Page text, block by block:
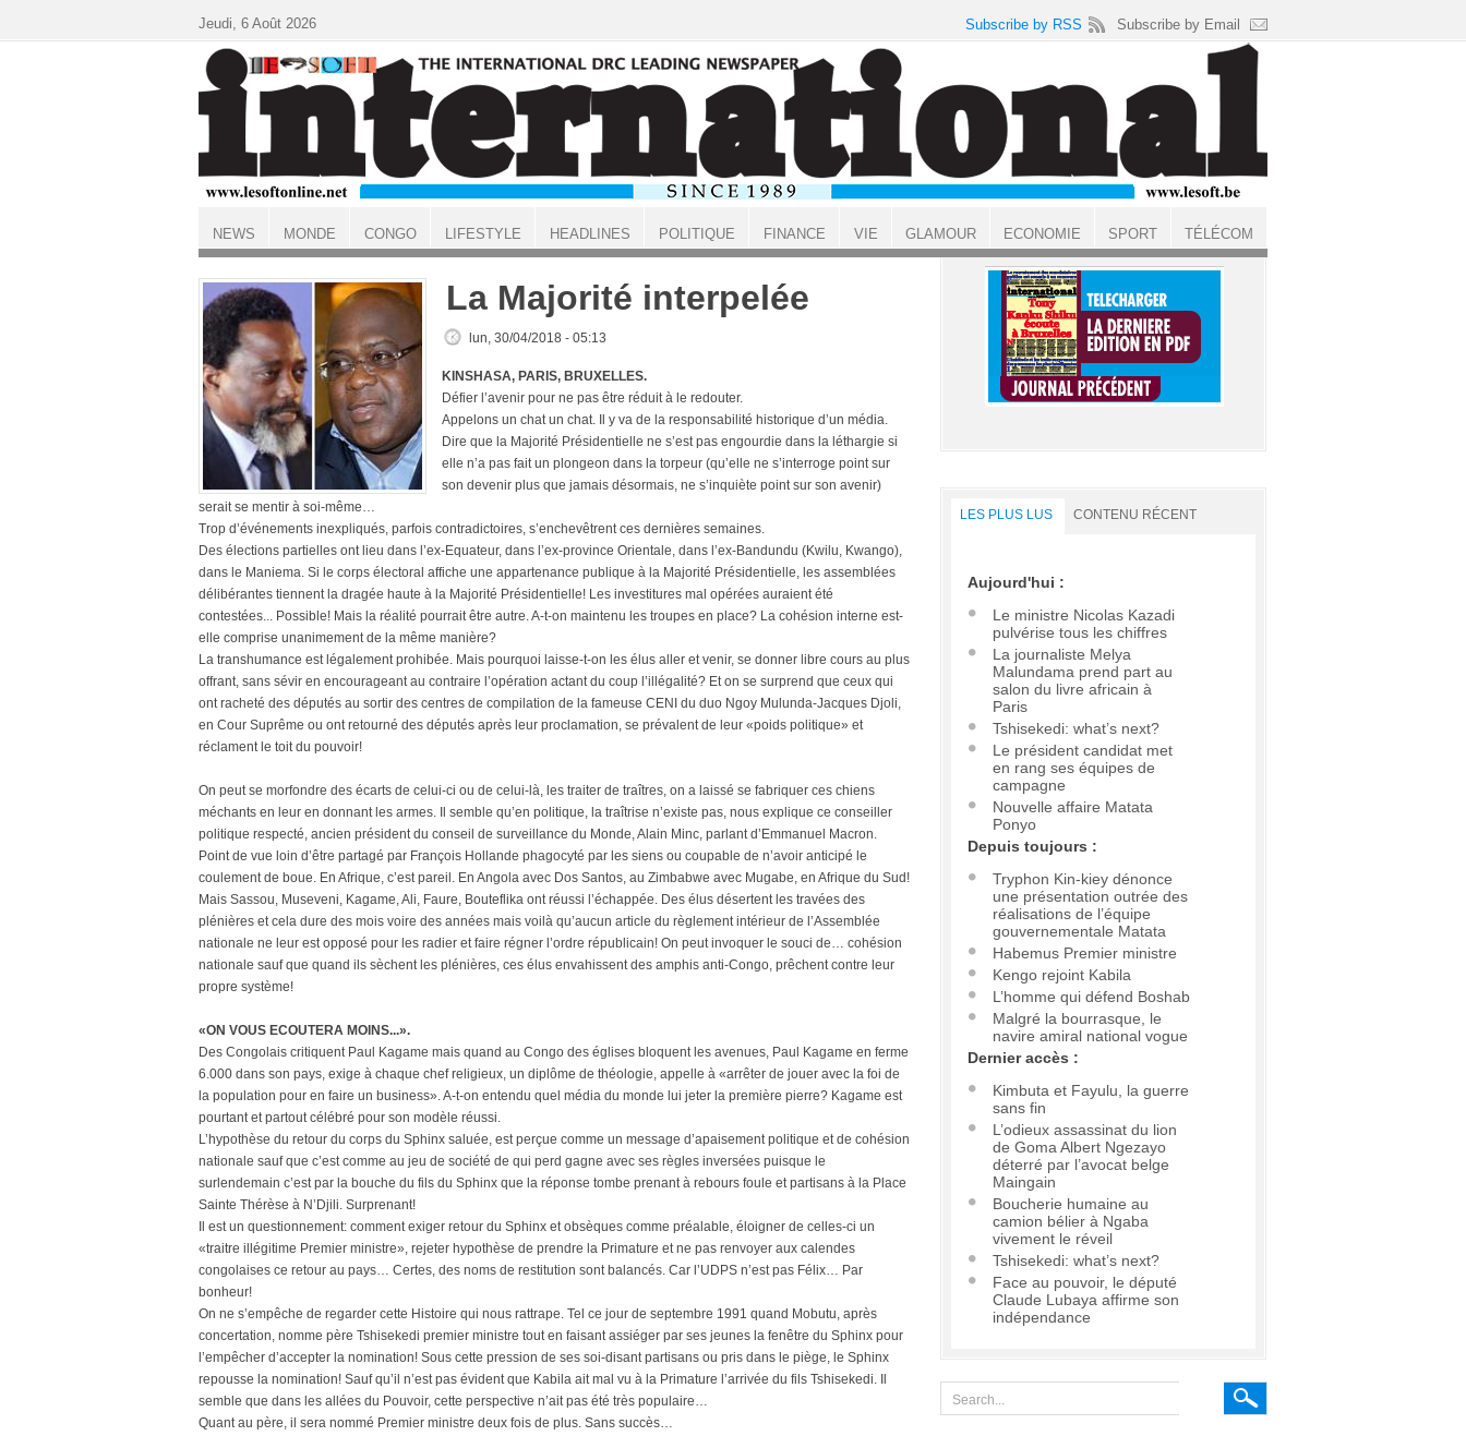
ACCUEIL
La Majorité interpelée
lun, 30/04/2018 - 05:13
KINSHASA, PARIS, BRUXELLES.
Défier l’avenir pour ne pas être réduit à le redouter.
Appelons un chat un chat. Il y va de la responsabilité historique d’un média.
Dire que la Majorité Présidentielle ne s’est pas engourdie dans la léthargie si
elle n’a pas fait un plongeon dans la torpeur (qu’elle ne s’interroge point sur
son devenir plus que jamais désormais, ne s’inquiète point sur son avenir)
serait se mentir à soi-même…
Trop d’événements inexpliqués, parfois contradictoires, s’enchevêtrent ces dernières semaines.
Des élections partielles ont lieu dans l’ex-Equateur, dans l’ex-province Orientale, dans l’ex-Bandundu (Kwilu, Kwango),
dans le Maniema. Si le corps électoral affiche une appartenance publique à la Majorité Présidentielle, les assemblées
délibérantes tiennent la dragée haute à la Majorité Présidentielle! Les investitures mal opérées auraient été
contestées... Possible! Mais la réalité pourrait être autre. A-t-on maintenu les troupes en place? La cohésion interne est-
elle comprise unanimement de la même manière?
La transhumance est légalement prohibée. Mais pourquoi laisse-t-on les élus aller et venir, se donner libre cours au plus
offrant, sans sévir en encourageant au contraire l’opération actant du coup l’illégalité? Et on se surprend que ceux qui
ont racheté des députés au sortir des centres de compilation de la fameuse CENI du duo Ngoy Mulunda-Jacques Djoli,
en Cour Suprême ou ont retourné des députés après leur proclamation, se prévalent de leur «poids politique» et
réclament le toit du pouvoir!
On peut se morfondre des écarts de celui-ci ou de celui-là, les traiter de traîtres, on a laissé se fabriquer ces chiens
méchants en leur en donnant les armes. Il semble qu’en politique, la traîtrise n’existe pas, nous explique ce conseiller
politique respecté, ancien président du conseil de surveillance du Monde, Alain Minc, parlant d’Emmanuel Macron.
Point de vue loin d’être partagé par François Hollande phagocyté par les siens ou coupable de n’avoir anticipé le
coulement de boue. En Afrique, c’est pareil. En Angola avec Dos Santos, au Zimbabwe avec Mugabe, en Afrique du Sud!
Mais Sassou, Museveni, Kagame, Ali, Faure, Bouteflika ont réussi l’échappée. Des élus désertent les travées des
plénières et cela dure des mois voire des années mais voilà qu’aucun article du règlement intérieur de l’Assemblée
nationale ne leur est opposé pour les radier et faire régner l’ordre républicain! On peut invoquer le souci de… cohésion
nationale sauf que quand ils sèchent les plénières, ces élus envahissent des amphis anti-Congo, prêchent contre leur
propre système!
«ON VOUS ECOUTERA MOINS...».
Des Congolais critiquent Paul Kagame mais quand au Congo des églises bloquent les avenues, Paul Kagame en ferme
6.000 dans son pays, exige à chaque chef religieux, un diplôme de théologie, appelle à «arrêter de jouer avec la foi de
la population pour en faire un business». A-t-on entendu quel média du monde lui jeter la première pierre? Kagame est
pourtant et partout célébré pour son modèle réussi.
L’hypothèse du retour du corps du Sphinx saluée, est perçue comme un message d’apaisement politique et de cohésion
nationale sauf que c’est comme au jeu de société de qui perd gagne avec ses règles inversées puisque le
surlendemain c’est par la bouche du fils du Sphinx que la réponse tombe prenant à rebours foule et partisans à la Place
Sainte Thérèse à N’Djili. Surprenant!
Il est un questionnement: comment exiger retour du Sphinx et obsèques comme préalable, éloigner de celles-ci un
«traitre illégitime Premier ministre», rejeter hypothèse de prendre la Primature et ne pas renvoyer aux calendes
congolaises ce retour au pays… Certes, des noms de restitution sont balancés. Car l’UDPS n’est pas Félix… Par
bonheur!
On ne s’empêche de regarder cette Histoire qui nous rattrape. Tel ce jour de septembre 1991 quand Mobutu, après
concertation, nomme père Tshisekedi premier ministre tout en faisant assiéger par ses jeunes la fenêtre du Sphinx pour
l’empêcher d’accepter la nomination! Sous cette pression de ses soi-disant partisans ou pris dans le piège, le Sphinx
repousse la nomination! Sauf qu’il n’est pas évident que Kabila ait mal vu à la Primature l’arrivée du fils Tshisekedi. Il
semble que dans les allées du Pouvoir, cette perspective n’ait pas été très populaire…
Quant au père, il sera nommé Premier ministre deux fois de plus. Sans succès…
LES PLUS LUS CONTENU RÉCENT
Aujourd'hui :
Le ministre Nicolas Kazadi
pulvérise tous les chiffres
La journaliste Melya
Malundama prend part au
salon du livre africain à
Paris
Tshisekedi: what’s next?
Le président candidat met
en rang ses équipes de
campagne
Nouvelle affaire Matata
Ponyo
Depuis toujours :
Tryphon Kin-kiey dénonce
une présentation outrée des
réalisations de l’équipe
gouvernementale Matata
Habemus Premier ministre
Kengo rejoint Kabila
L’homme qui défend Boshab
Malgré la bourrasque, le
navire amiral national vogue
Dernier accès :
Kimbuta et Fayulu, la guerre
sans fin
L’odieux assassinat du lion
de Goma Albert Ngezayo
déterré par l’avocat belge
Maingain
Boucherie humaine au
camion bélier à Ngaba
vivement le réveil
Tshisekedi: what’s next?
Face au pouvoir, le député
Claude Lubaya affirme son
indépendance
Jeudi, 6 Août 2026 Subscribe by RSS Subscribe by Email
NEWS MONDE CONGO LIFESTYLE HEADLINES POLITIQUE FINANCE VIE GLAMOUR ECONOMIE SPORT TÉLÉCOM